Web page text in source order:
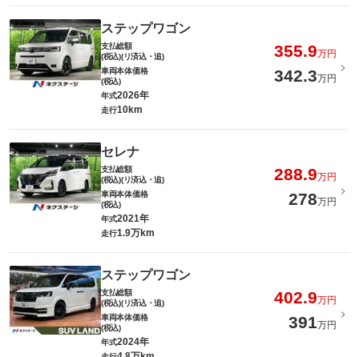
ステップワゴン
支払総額
(税込)(リ済込・追)
355.9万円
車両本体価格
(税込)
342.3万円
年式2026年
走行10km
セレナ
支払総額
(税込)(リ済込・追)
288.9万円
車両本体価格
(税込)
278万円
年式2021年
走行1.9万km
ステップワゴン
支払総額
(税込)(リ済込・追)
402.9万円
車両本体価格
(税込)
391万円
年式2024年